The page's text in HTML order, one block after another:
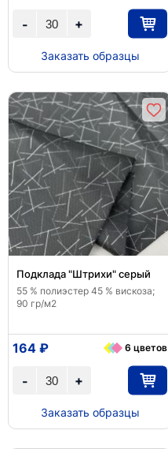
+
-
Заказать образцы
Подклада "Штрихи" серый
55 % полиэстер 45 % вискоза;
90 гр/м2
+
-
164 ₽ 6 цветов
Заказать образцы